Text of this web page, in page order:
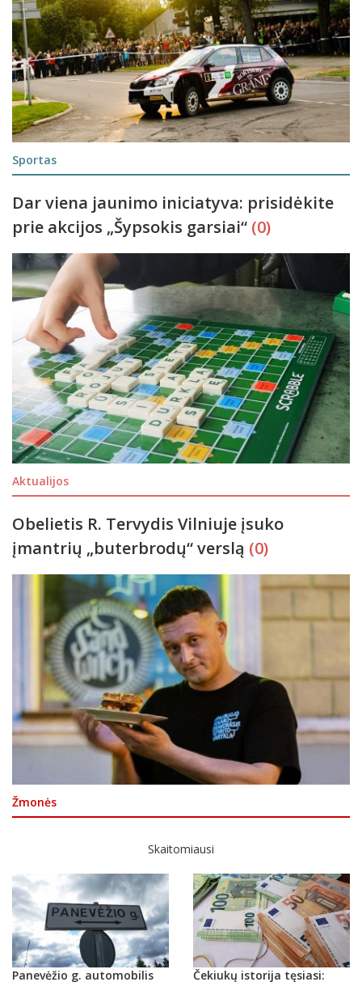
Sportas
Dar viena jaunimo iniciatyva: prisidėkite
prie akcijos „Šypsokis garsiai“ (0)
Aktualijos
Obelietis R. Tervydis Vilniuje įsuko
įmantrių „buterbrodų“ verslą (0)
Žmonės
Skaitomiausi
Panevėžio g. automobilis
Čekiukų istorija tęsiasi: